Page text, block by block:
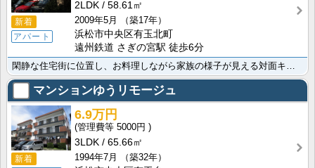
新着
アパート
2LDK
58.61㎡
2009年5月
（築17年）
浜松市中央区有玉北町
遠州鉄道 さぎの宮駅 徒歩6分
マンションゆうリモージュ
新着
6.9万円
5000円
3LDK
65.66㎡
1994年7月
（築32年）